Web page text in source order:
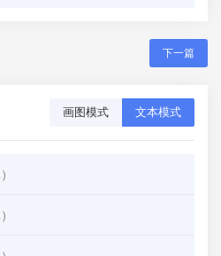
下一篇
画图模式 文本模式